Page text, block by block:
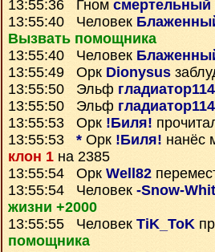
13:55:36 Гном смертельный
13:55:40 Человек
Вызвать помощника
13:55:40 Человек
13:55:49 Орк Dionysus
13:55:50 Эльф
13:55:50 Эльф
13:55:53 Орк !Биля!
13:55:53 * Орк !Биля! нанёс
клон 1 на 2385
13:55:54 Орк Well82
13:55:54 Человек -Snow-
жизни +2000
13:55:55 Человек TiK_ToK
помощника